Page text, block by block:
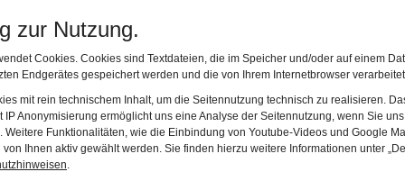
zur Nutzung.
Cookies. Cookies sind Textdateien, die im Speicher und/oder auf einem
Endgerätes gespeichert werden und die von Ihrem Internetbrowser
mit rein technischem Inhalt, um die Seitennutzung technisch zu realisieren.
IP Anonymisierung ermöglicht uns eine Analyse der Seitennutzung, wenn Sie
Weitere Funktionalitäten, wie die Einbindung von Youtube-Videos und Google
Ihnen aktiv gewählt werden. Sie finden hierzu weitere Informationen unter
.
Oberbürgermeister August Fischer eine
die Sammlung im „Allgäuer Heimatmuseum“
optimal zu präsentieren.
1990er Jahre erhielt das Allgäu-Museum neuen